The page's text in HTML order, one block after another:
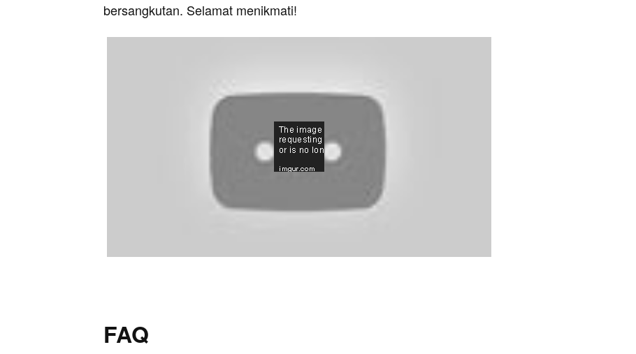
bersangkutan. Selamat menikmati!
FAQ